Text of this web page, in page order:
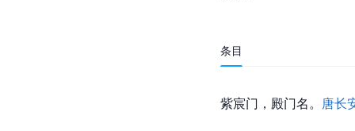
条目
紫宸门，殿门名。 唐长